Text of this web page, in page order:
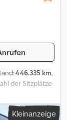
446.335 km,
der Sitzplätze:
80 R22.5,
Kleinanzeige